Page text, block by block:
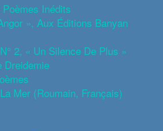
Inédits
», Aux Éditions Banyan
2, « Un Silence De Plus »
Dreidemie
Mer (roumain, Français)